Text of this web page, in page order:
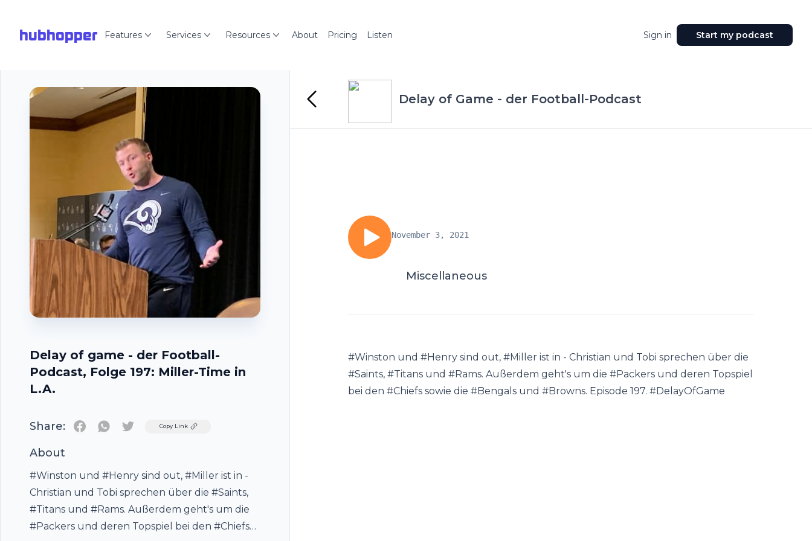
hubhopper Features Services Resources About Pricing Listen Sign in Start my podcast
Delay of game - der Football-
Podcast, Folge 197: Miller-Time in
L.A.
Share: TwitterCopy Link
About
#Winston und #Henry sind out, #Miller ist in -
Christian und Tobi sprechen über die #Saints,
#Titans und #Rams. Außerdem geht's um die
#Packers und deren Topspiel bei den #Chiefs
Delay of Game - der Football-Podcast
November 3, 2021
Miscellaneous
#Winston und #Henry sind out, #Miller ist in - Christian und Tobi sprechen über die
#Saints, #Titans und #Rams. Außerdem geht's um die #Packers und deren Topspiel
bei den #Chiefs sowie die #Bengals und #Browns. Episode 197. #DelayOfGame
Footer